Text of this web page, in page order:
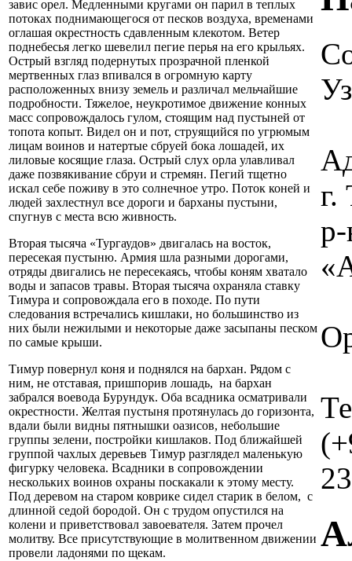
завис орел. Медленными кругами он парил в теплых
потоках поднимающегося от песков воздуха, временами
оглашая окрестность сдавленным клекотом. Ветер
поднебесья легко шевелил пегие перья на его крыльях.
Острый взгляд подернутых прозрачной пленкой
мертвенных глаз впивался в огромную карту
расположенных внизу земель и различал мельчайшие
подробности. Тяжелое, неукротимое движение конных
масс сопровождалось гулом, стоящим над пустыней от
топота копыт. Видел он и пот, струящийся по угрюмым
лицам воинов и натертые сбруей бока лошадей, их
лиловые косящие глаза. Острый слух орла улавливал
даже позвякивание сбруи и стремян. Пегий тщетно
искал себе поживу в это солнечное утро. Поток коней и
людей захлестнул все дороги и барханы пустыни,
спугнув с места всю живность.
Вторая тысяча «Тургаудов» двигалась на восток,
пересекая пустыню. Армия шла разными дорогами,
отряды двигались не пересекаясь, чтобы коням хватало
воды и запасов травы. Вторая тысяча охраняла ставку
Тимура и сопровождала его в походе. По пути
следования встречались кишлаки, но большинство из
них были нежилыми и некоторые даже засыпаны песком
по самые крыши.
Тимур повернул коня и поднялся на бархан. Рядом с
ним, не отставая, пришпорив лошадь, на бархан
забрался воевода Бурундук. Оба всадника осматривали
окрестности. Желтая пустыня протянулась до горизонта,
вдали были видны пятнышки оазисов, небольшие
группы зелени, постройки кишлаков. Под ближайшей
группой чахлых деревьев Тимур разглядел маленькую
фигурку человека. Всадники в сопровождении
нескольких воинов охраны поскакали к этому месту.
Под деревом на старом коврике сидел старик в белом, с
длинной седой бородой. Он с трудом опустился на
колени и приветствовал завоевателя. Затем прочел
молитву. Все присутствующие в молитвенном движении
провели ладонями по щекам.